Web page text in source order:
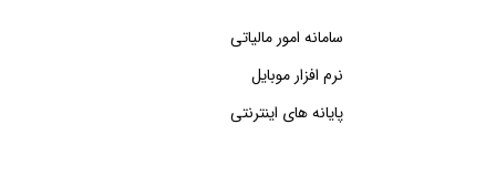
سامانه امور مالیاتی
نرم افزار موبایل
پایانه های اینترنتی